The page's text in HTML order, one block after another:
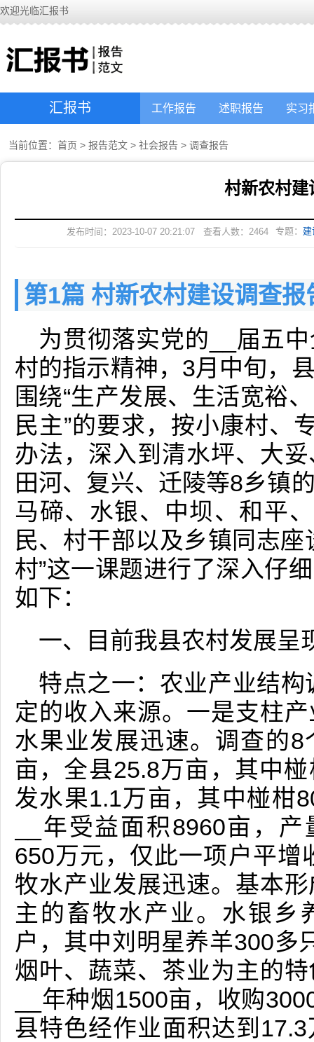
欢迎光临汇报书
汇报书 工作报告 述职报告 实习
当前位置： 首页 > 报告范文 > 社会报告 > 调查报告
村新农村建
发布时间：2023-10-07 20:21:07 查看人数： 2464 专题： 建
第1篇 村新农村建设调查报
为贯彻落实党的__届五
村的指示精神，3月中旬，
围绕“生产发展、生活宽裕
民主”的要求，按小康村、
办法，深入到清水坪、大
田河、复兴、迁陵等8乡镇
马碲、水银、中坝、和平
民、村干部以及乡镇同志
村”这一课题进行了深入仔
如下：
一、目前我县农村发展呈
特点之一：农业产业结
定的收入来源。一是支柱
水果业发展迅速。调查的
亩，全县25.8万亩，其中
发水果1.1万亩，其中椪柑
__年受益面积8960亩，
650万元，仅此一项户平增
牧水产业发展迅速。基本
主的畜牧水产业。水银乡
户，其中刘明星养羊300多
烟叶、蔬菜、茶业为主的
__年种烟1500亩，收购
县特色经作业面积达到